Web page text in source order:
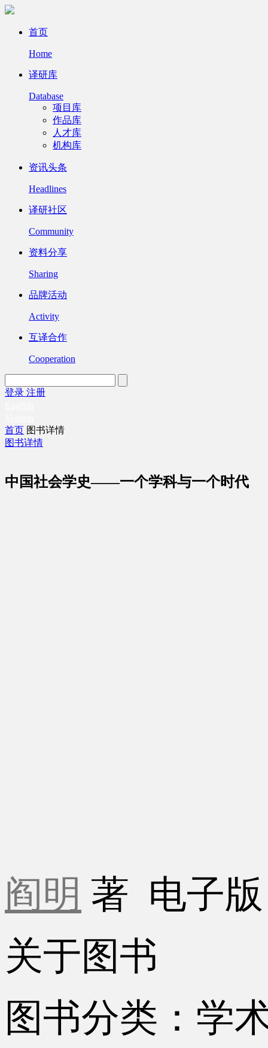
首页
Home
译研库
Database
项目库
作品库
人才库
机构库
资讯头条
Headlines
译研社区
Community
资料分享
Sharing
品牌活动
Activity
互译合作
Cooperation
登录 注册
首页 图书详情
图书详情
中国社会学史——一个学科与一个时代
阎明 著 电子
关于图书
图书分类：学